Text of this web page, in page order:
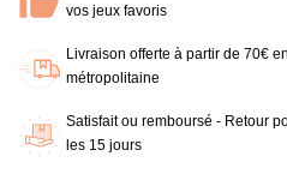
vos jeux favoris
Livraison offerte à partir de 70€
métropolitaine
Satisfait ou remboursé - Retour
les 15 jours